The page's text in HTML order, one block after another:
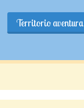
Territorio